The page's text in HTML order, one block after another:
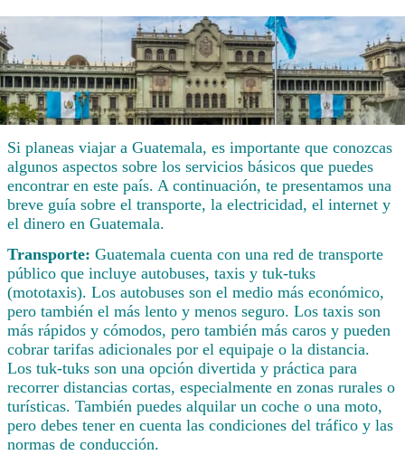
Si planeas viajar a Guatemala, es importante que conozcas
algunos aspectos sobre los servicios básicos que puedes
encontrar en este país. A continuación, te presentamos una
breve guía sobre el transporte, la electricidad, el internet y
el dinero en Guatemala.
Transporte: Guatemala cuenta con una red de transporte
público que incluye autobuses, taxis y tuk-tuks
(mototaxis). Los autobuses son el medio más económico,
pero también el más lento y menos seguro. Los taxis son
más rápidos y cómodos, pero también más caros y pueden
cobrar tarifas adicionales por el equipaje o la distancia.
Los tuk-tuks son una opción divertida y práctica para
recorrer distancias cortas, especialmente en zonas rurales o
turísticas. También puedes alquilar un coche o una moto,
pero debes tener en cuenta las condiciones del tráfico y las
normas de conducción.